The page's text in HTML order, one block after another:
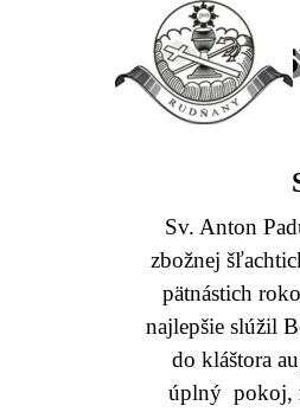
Sv. Anton
zbožnej
pätnástich
najlepšie slúžil
do kláštora
úplný pokoj,